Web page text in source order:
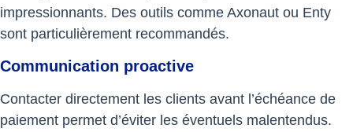
impressionnants. Des outils comme Axonaut ou Enty
sont particulièrement recommandés.
Communication proactive
Contacter directement les clients avant l’échéance de
paiement permet d’éviter les éventuels malentendus.